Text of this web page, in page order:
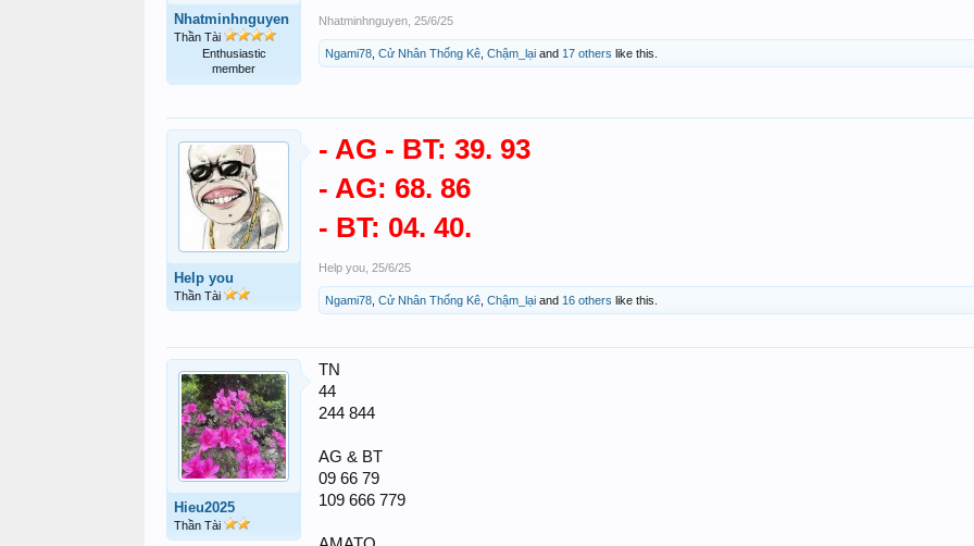
Nhatminhnguyen
Thần Tài
Enthusiastic
member
Nhatminhnguyen 25/6/25
Ngami78 Cử Nhân Thống Kê Chậm_lại and 17 others like this.
Help you
Thần Tài
- AG - BT: 39. 93
- AG: 68. 86
- BT: 04. 40.
Help you 25/6/25
Ngami78 Cử Nhân Thống Kê Chậm_lại and 16 others like this.
Hieu2025
Thần Tài
TN
44
244 844
AG & BT
09 66 79
109 666 779